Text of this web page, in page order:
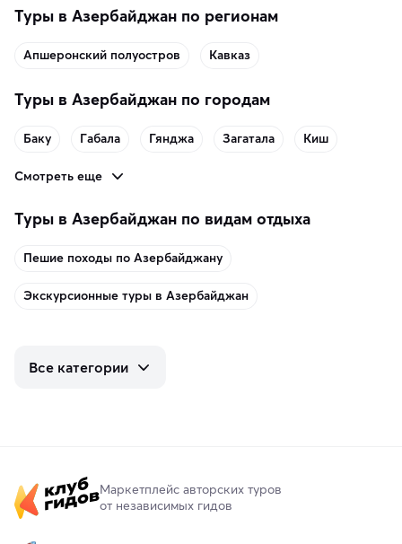
Туры в Азербайджан по регионам
Апшеронский полуостров Кавказ
Туры в Азербайджан по городам
Баку Габала Гянджа Загатала Киш
Смотреть еще
Туры в Азербайджан по видам отдыха
Пешие походы по Азербайджану
Экскурсионные туры в Азербайджан
Все категории
Маркетплейс авторских туров
от независимых гидов